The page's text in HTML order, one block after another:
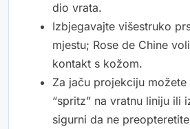
dio vrata.
Izbjegavajte višestruko
mjestu; Rose de Chine
kontakt s kožom.
Za jaču projekciju
“spritz” na vratnu liniju ili
sigurni da ne